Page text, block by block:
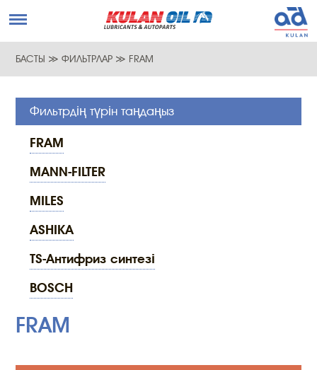
БАСТЫ ≫ ФИЛЬТРЛАР ≫ FRAM
FRAM
Фильтрдің түрін таңдаңыз
FRAM
MANN-FILTER
MILES
ASHIKA
TS-Антифриз синтезі
BOSCH